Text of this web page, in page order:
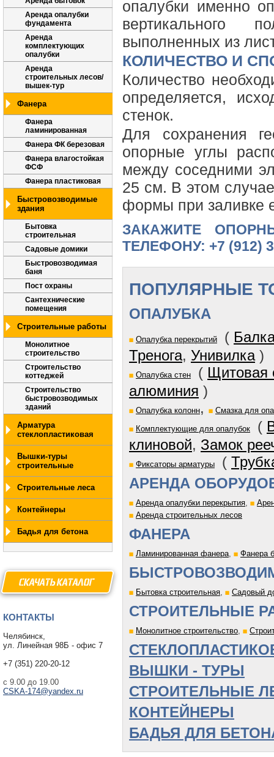
Аренда опалубки
фундамента
Аренда
комплектующих
опалубки
Аренда
строительных лесов/
вышек-тур
Фанера
Фанера
ламинированная
Фанера ФК березовая
Фанера влагостойкая
ФСФ
Фанера пластиковая
Быстровозводимые
здания
Бытовка
строительная
Садовые домики
Быстровозводимая
баня
Пост охраны
Сантехнические
помещения
Строительные работы
Монолитное
строительство
Строительство
коттеджей
Строительство
быстровозводимых
зданий
Арматура
стеклопластиковая
Вышки-туры
строительные
Строительные леса
Контейнеры
Бадья для бетона
СКАЧАТЫ КАТАЛОГ
КОНТАКТЫ
Челябинск,
ул. Линейная 98Б - офис 7
+7 (351) 220-20-12
с 9.00 до 19.00
CSKA-174@yandex.ru
опалубки именно
вертикального
выполненных из
КОЛИЧЕСТВО И
Количество
определяется,
стенок.
Для сохранения
опорные углы
между соседними
25 см. В этом
формы при заливке
ЗАКАЖИТЕ
ТЕЛЕФОНУ: +7 (912)
ПОПУЛЯРНЫЕ
ОПАЛУБКА
Опалубка перекрытий (
Тренога, Унивилка)
Опалубка стен ( Щитовая
алюминия )
Опалубка колонн,
Смазка для
Комплектующие для опалубок
(
клиновой, Замок
Фиксаторы арматуры (
АРЕНДА
Аренда опалубки перекрытия,
Аренда строительных лесов
ФАНЕРА
Ламинированная фанера, Фанера
Бытовка строительная, Садовый
СТРОИТЕЛЬНЫЕ
Монолитное строительство,
ВЫШКИ - ТУРЫ
СТРОИТЕЛЬНЫЕ
КОНТЕЙНЕРЫ
БАДЬЯ ДЛЯ